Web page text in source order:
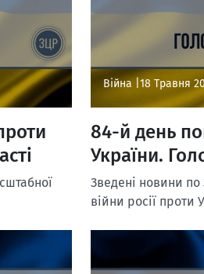
Війна | 18 Травня
84-й день
України.
Зведені новини
війни росії проти